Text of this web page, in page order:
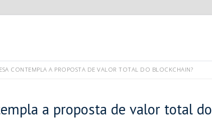
CONTEMPLA A PROPOSTA DE VALOR TOTAL DO BLOCKCHAIN?
a proposta de valor total do